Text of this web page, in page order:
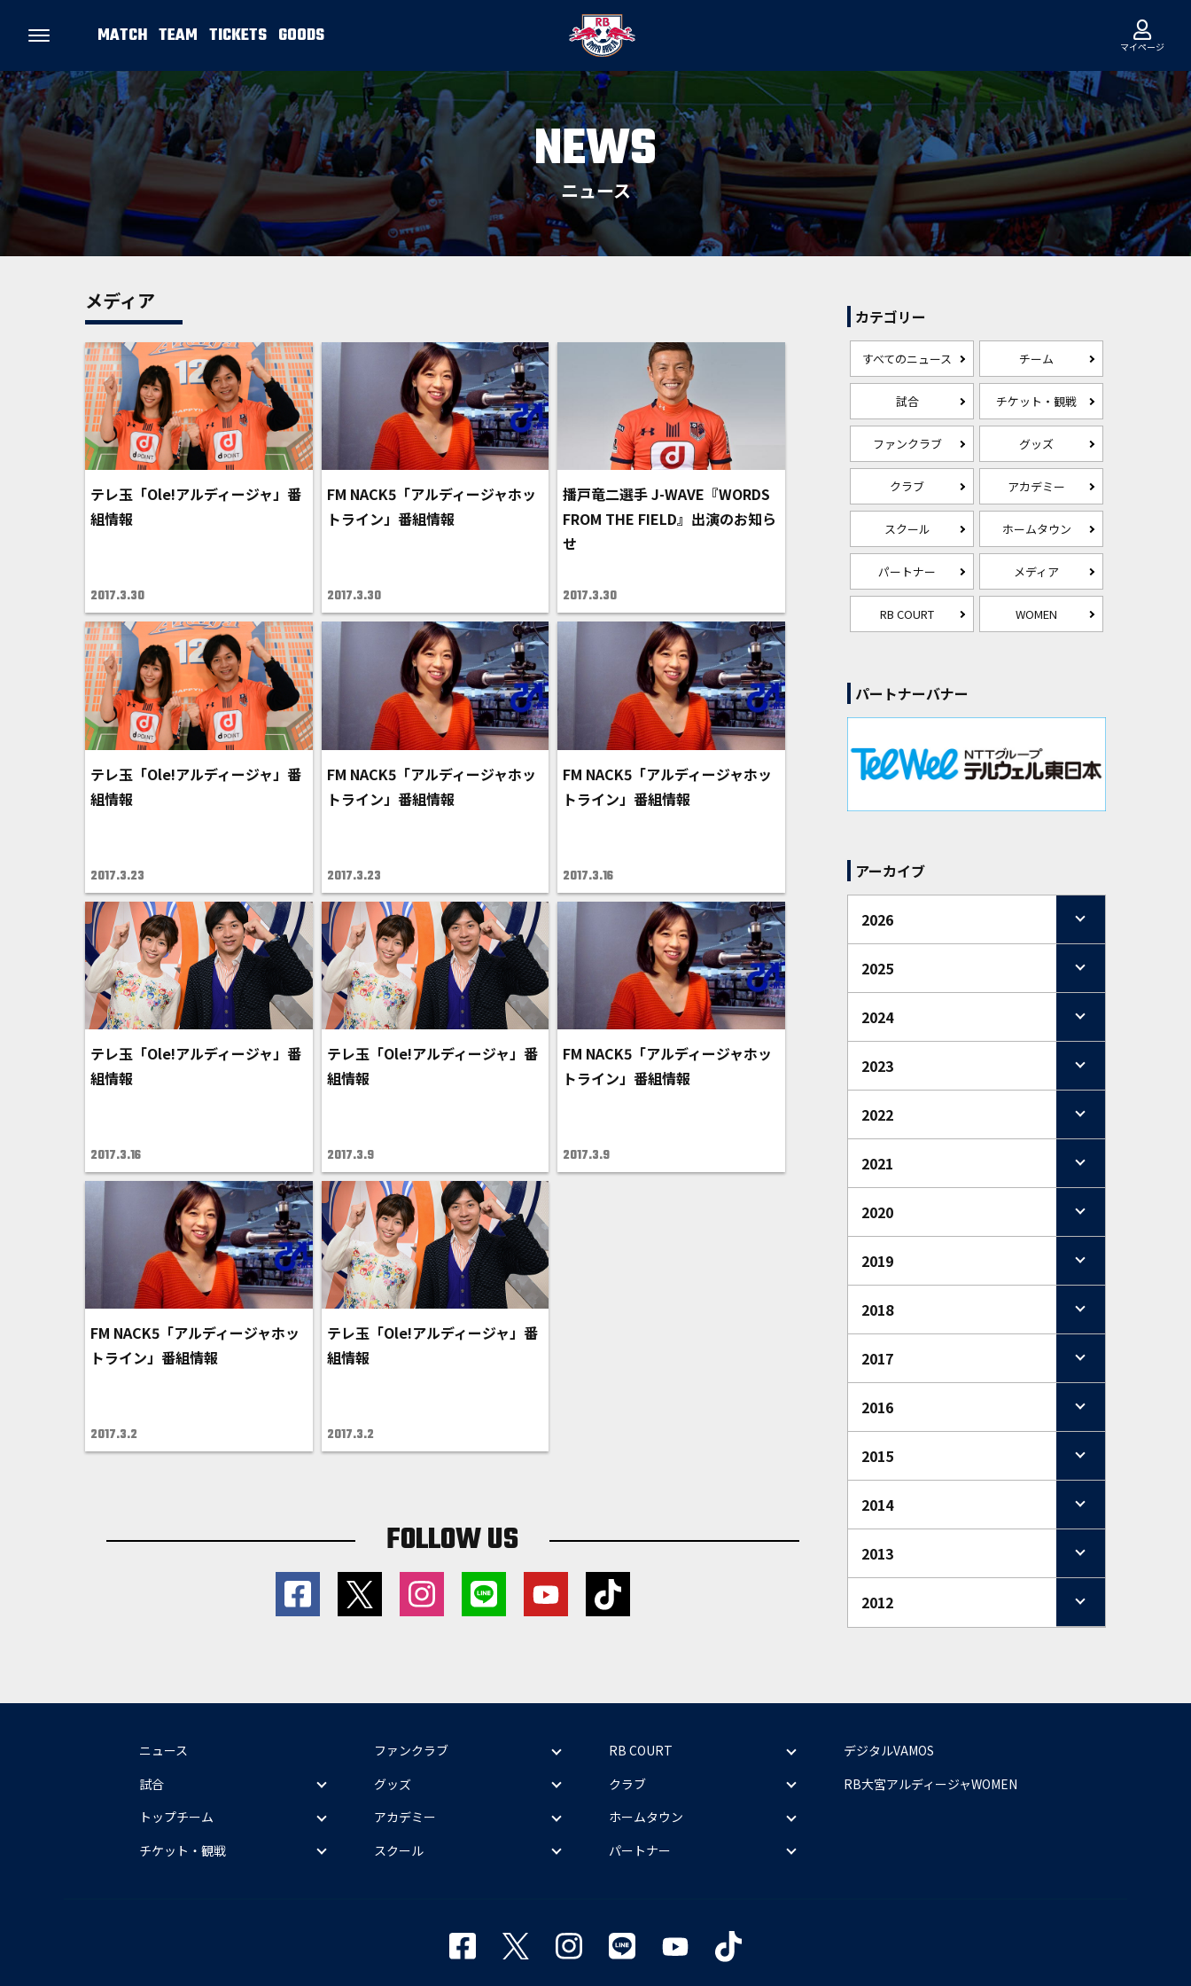
MATCH TEAM TICKETS GOODS マイページ
NEWS
ニュース
メディア
テレ玉「Ole!アルディージャ」番
組情報
2017.3.30
FM NACK5「アルディージャホッ
トライン」番組情報
2017.3.30
播戸竜二選手 J-WAVE『WORDS
FROM THE FIELD』出演のお知ら
せ
2017.3.30
テレ玉「Ole!アルディージャ」番
組情報
2017.3.23
FM NACK5「アルディージャホッ
トライン」番組情報
2017.3.23
FM NACK5「アルディージャホッ
トライン」番組情報
2017.3.16
テレ玉「Ole!アルディージャ」番
組情報
2017.3.16
テレ玉「Ole!アルディージャ」番
組情報
2017.3.9
FM NACK5「アルディージャホッ
トライン」番組情報
2017.3.9
FM NACK5「アルディージャホッ
トライン」番組情報
2017.3.2
テレ玉「Ole!アルディージャ」番
組情報
2017.3.2
FOLLOW US
カテゴリー
すべてのニュース チーム
試合 チケット・観戦
ファンクラブ グッズ
クラブ アカデミー
スクール ホームタウン
パートナー メディア
RB COURT WOMEN
パートナーバナー
アーカイブ
2026
2025
2024
2023
2022
2021
2020
2019
2018
2017
2016
2015
2014
2013
2012
ニュース
試合
トップチーム
チケット・観戦
ファンクラブ
グッズ
アカデミー
スクール
RB COURT
クラブ
ホームタウン
パートナー
デジタルVAMOS
RB大宮アルディージャWOMEN